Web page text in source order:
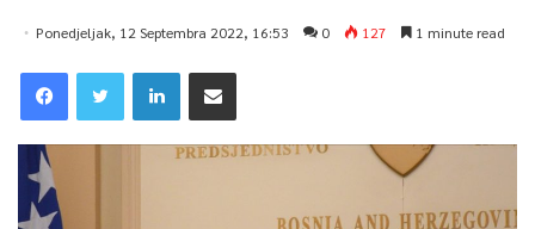
Ponedjeljak, 12 Septembra 2022, 16:53 0 127 1 minute read